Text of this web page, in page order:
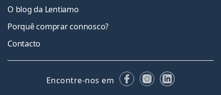
O blog da Lentiamo
Porquê comprar connosco?
Contacto
Encontre-nos em FacebookInstagram
LinkedIn